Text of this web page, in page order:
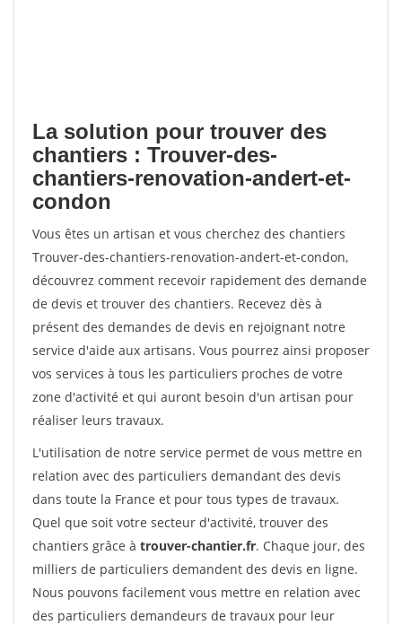
La solution pour trouver des
chantiers : Trouver-des-
chantiers-renovation-andert-et-
condon
Vous êtes un artisan et vous cherchez des chantiers
Trouver-des-chantiers-renovation-andert-et-condon,
découvrez comment recevoir rapidement des demande
de devis et trouver des chantiers. Recevez dès à
présent des demandes de devis en rejoignant notre
service d'aide aux artisans. Vous pourrez ainsi proposer
vos services à tous les particuliers proches de votre
zone d'activité et qui auront besoin d'un artisan pour
réaliser leurs travaux.
L'utilisation de notre service permet de vous mettre en
relation avec des particuliers demandant des devis
dans toute la France et pour tous types de travaux.
Quel que soit votre secteur d'activité, trouver des
chantiers grâce à trouver-chantier.fr. Chaque jour, des
milliers de particuliers demandent des devis en ligne.
Nous pouvons facilement vous mettre en relation avec
des particuliers demandeurs de travaux pour leur